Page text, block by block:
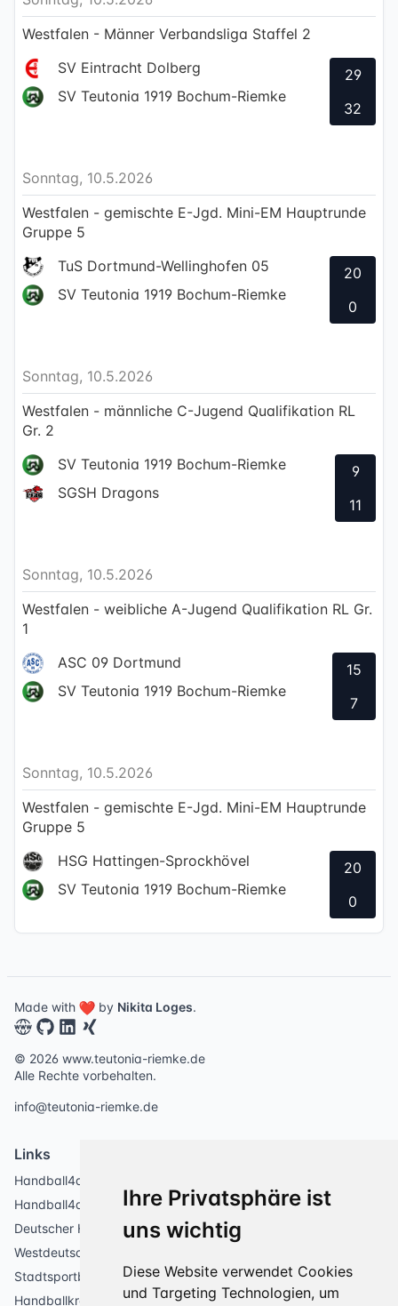
Ihre Privatsphäre ist
uns wichtig
Diese Website verwendet Cookies
und Targeting Technologien, um
Westfalen - Männer Verbandsliga Staffel 2
SV Eintracht Dolberg
SV Teutonia 1919 Bochum-Riemke
29
32
Sonntag, 10.5.2026
Westfalen - gemischte E-Jgd. Mini-EM Hauptrunde
Gruppe 5
TuS Dortmund-Wellinghofen 05
SV Teutonia 1919 Bochum-Riemke
20
0
Sonntag, 10.5.2026
Westfalen - männliche C-Jugend Qualifikation RL
Gr. 2
SV Teutonia 1919 Bochum-Riemke
SGSH Dragons
9
11
Sonntag, 10.5.2026
Westfalen - weibliche A-Jugend Qualifikation RL Gr.
1
ASC 09 Dortmund
SV Teutonia 1919 Bochum-Riemke
15
7
Sonntag, 10.5.2026
Westfalen - gemischte E-Jgd. Mini-EM Hauptrunde
Gruppe 5
HSG Hattingen-Sprockhövel
SV Teutonia 1919 Bochum-Riemke
20
0
Made with by Nikita Loges.
© 2026 www.teutonia-riemke.de
Alle Rechte vorbehalten.
info@teutonia-riemke.de
Links
Handball4all Teutonia Riemke
Handball4all Böll-Halle
Deutscher Handballbund
Westdeutscher Handballverband
Stadtsportbund Bochum
Handballkreis Industrie